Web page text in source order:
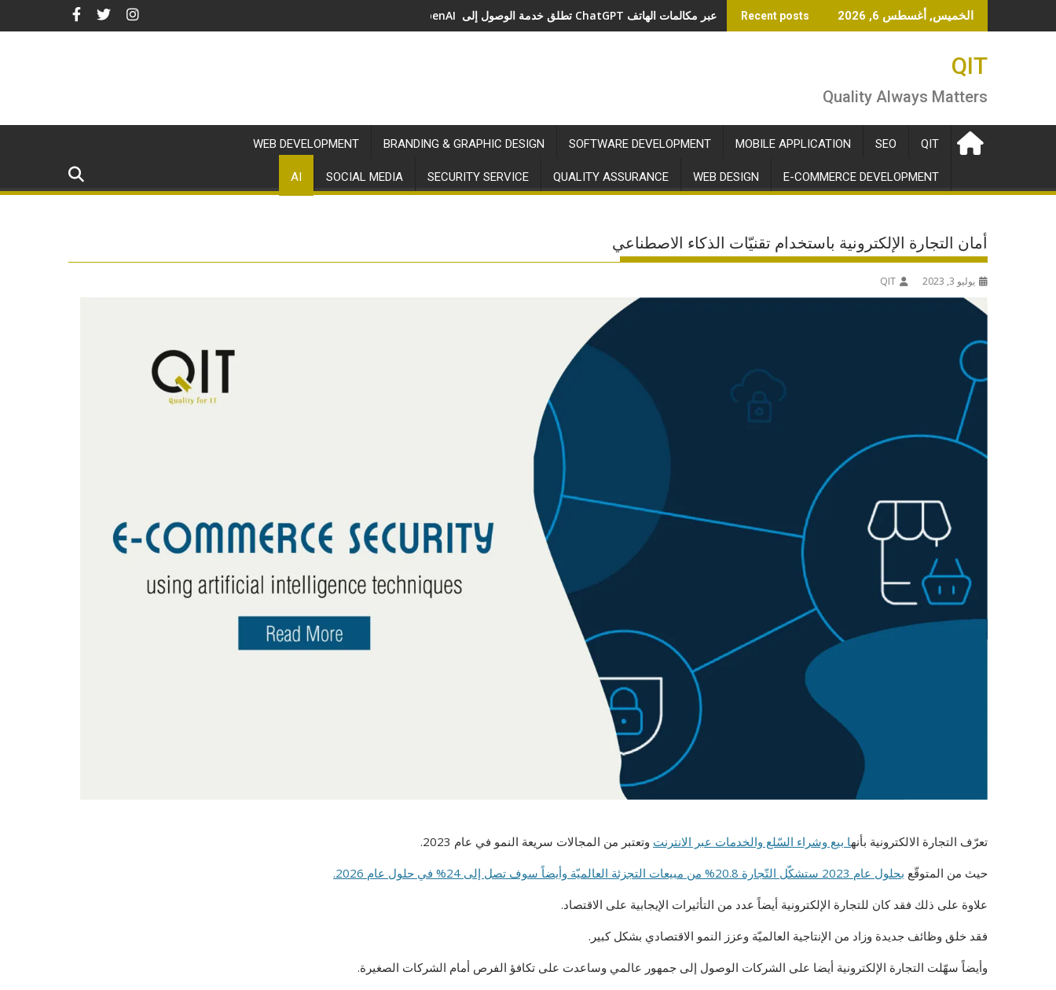
to
الخميس, أغسطس 6, 2026 Recent posts OpenAI تطلق خدمة الوصول إلى ChatGPT عبر مكالمات الهاتف
QIT
Quality Always Matters
QIT
SEO
MOBILE APPLICATION
SOFTWARE DEVELOPMENT
BRANDING & GRAPHIC DESIGN
WEB DEVELOPMENT
E-COMMERCE DEVELOPMENT
WEB DESIGN
QUALITY ASSURANCE
SECURITY SERVICE
SOCIAL MEDIA
AI
أمان التجارة الإلكترونية باستخدام تقنيّات الذكاء الاصطناعي
يوليو 3, 2023 QIT
تعرّف التجارة الالكترونية بأنها بيع وشراء السّلع والخدمات عبر الانترنت وتعتبر من المجالات سريعة النمو في عام 2023.
حيث من المتوقّع بحلول عام 2023 ستشكّل التّجارة 20.8% من مبيعات التجزئة العالميّة وأيضاً سوف تصل إلى 24% في حلول عام 2026.
علاوة على ذلك فقد كان للتجارة الإلكترونية أيضاً عدد من التأثيرات الإيجابية على الاقتصاد.
فقد خلق وظائف جديدة وزاد من الإنتاجية العالميّة وعزز النمو الاقتصادي بشكل كبير.
وأيضاً سهّلت التجارة الإلكترونية أيضا على الشركات الوصول إلى جمهور عالمي وساعدت على تكافؤ الفرص أمام الشركات الصغيرة.